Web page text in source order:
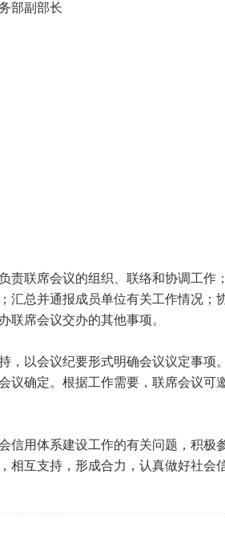
副部长
联席会议的组织、联络和协调工作
汇总并通报成员单位有关工作情况；
联席会议交办的其他事项。
以会议纪要形式明确会议议定事项
议确定。根据工作需要，联席会议可
用体系建设工作的有关问题，积极
相互支持，形成合力，认真做好社会